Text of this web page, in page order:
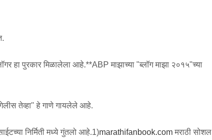
हा पुरकार मिळालेला आहे.**ABP माझाच्या "ब्लॉग माझा २०१५"च्या
तेव्हा" हे गाणे गायलेले आहे.
निर्मिती मध्ये गुंतलो आहे.1)marathifanbook.com मराठी सोशल